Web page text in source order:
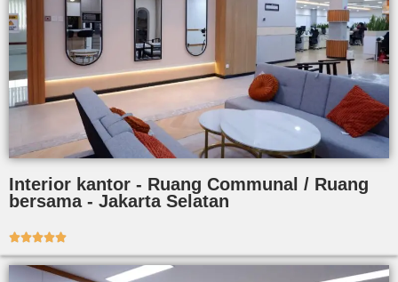
Interior kantor - Ruang Communal / Ruang
bersama - Jakarta Selatan
